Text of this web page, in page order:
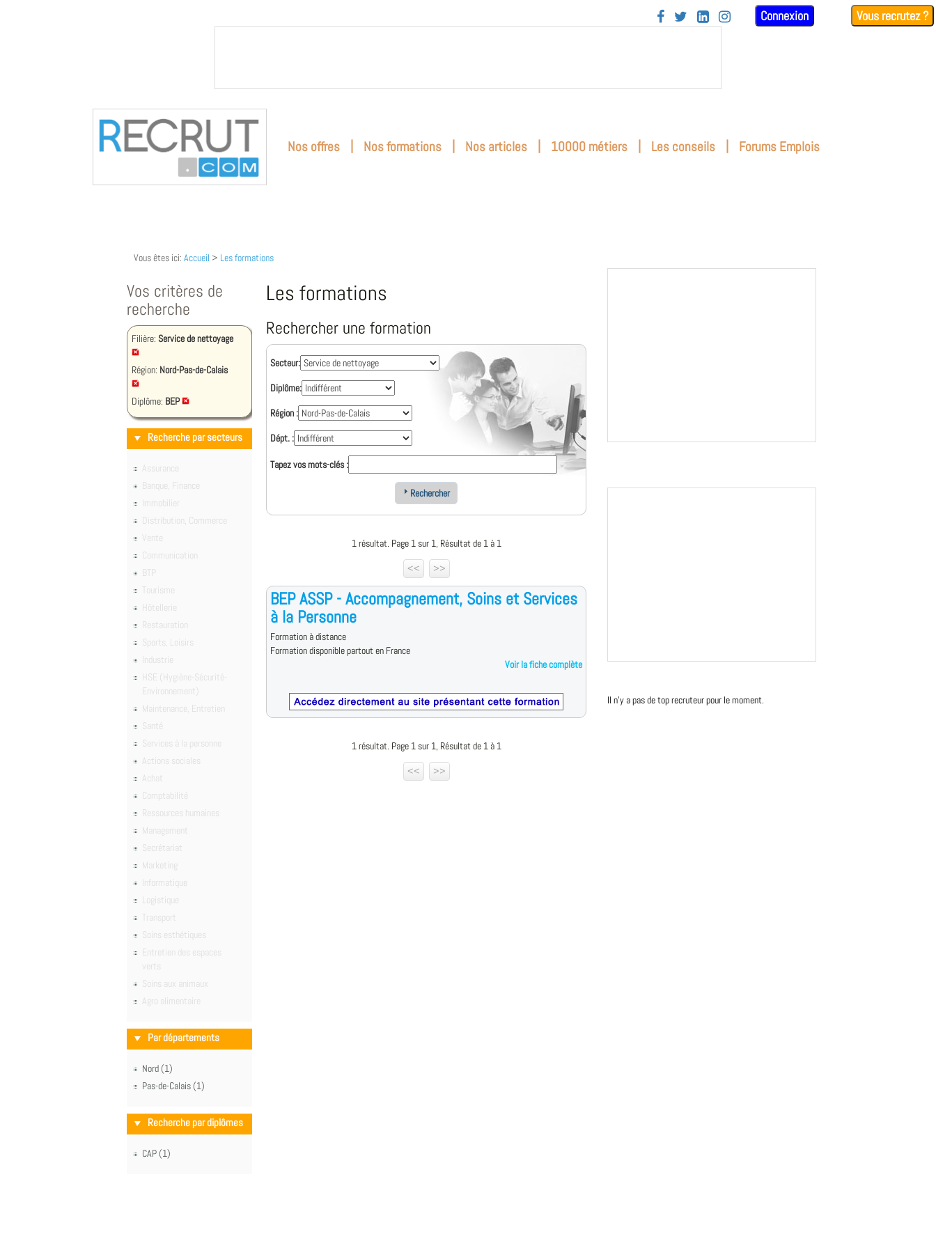
    Connexion Vous recrutez ?
Nos offres | Nos formations | Nos articles | 10000 métiers | Les conseils | Forums Emplois
Vous êtes ici: Accueil > Les formations
Vos critères de
recherche
Filière: Service de nettoyage
Région: Nord-Pas-de-Calais
Diplôme: BEP
Recherche par secteurs
Assurance
Banque, Finance
Immobilier
Distribution, Commerce
Vente
Communication
BTP
Tourisme
Hôtellerie
Restauration
Sports, Loisirs
Industrie
HSE (Hygiène-Sécurité-
Environnement)
Maintenance, Entretien
Santé
Services à la personne
Actions sociales
Achat
Comptabilité
Ressources humaines
Management
Secrétariat
Marketing
Informatique
Logistique
Transport
Soins esthétiques
Entretien des espaces
verts
Soins aux animaux
Agro alimentaire
Par départements
Nord (1)
Pas-de-Calais (1)
Recherche par diplômes
CAP (1)
Les formations
Rechercher une formation
Secteur:
Diplôme:
Région :
Dépt. :
Tapez vos mots-clés :
Rechercher
1 résultat. Page 1 sur 1, Résultat de 1 à 1
<<
>>
BEP ASSP - Accompagnement, Soins et Services
à la Personne
Formation à distance
Formation disponible partout en France
Voir la fiche complète
1 résultat. Page 1 sur 1, Résultat de 1 à 1
<<
>>
Il n'y a pas de top recruteur pour le moment.